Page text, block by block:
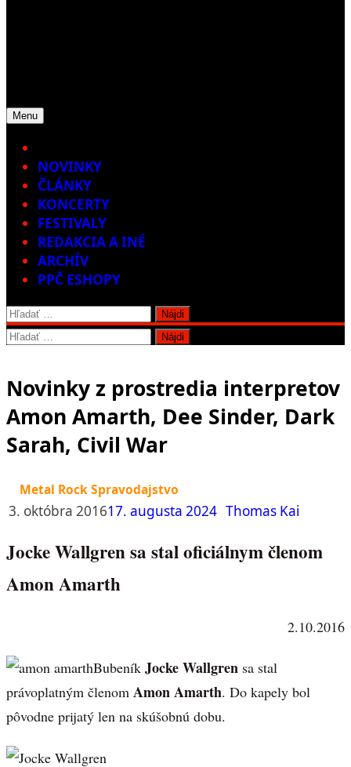
Menu
NOVINKY
ČLÁNKY
KONCERTY
FESTIVALY
REDAKCIA A INÉ
ARCHÍV
PPČ ESHOPY
Hľadať:
Hľadať:
Novinky z prostredia interpretov
Amon Amarth, Dee Sinder, Dark
Sarah, Civil War
Metal Rock Spravodajstvo
3. októbra 201617. augusta 2024 Thomas Kai
Jocke Wallgren sa stal oficiálnym členom
Amon Amarth
2.10.2016
Bubeník Jocke Wallgren sa stal
právoplatným členom Amon Amarth. Do kapely bol
pôvodne prijatý len na skúšobnú dobu.